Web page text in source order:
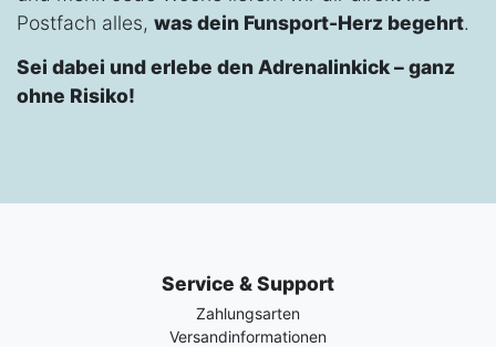
Postfach alles, was dein Funsport-Herz begehrt.
Sei dabei und erlebe den Adrenalinkick – ganz
ohne Risiko!
Service & Support
Zahlungsarten
Versandinformationen